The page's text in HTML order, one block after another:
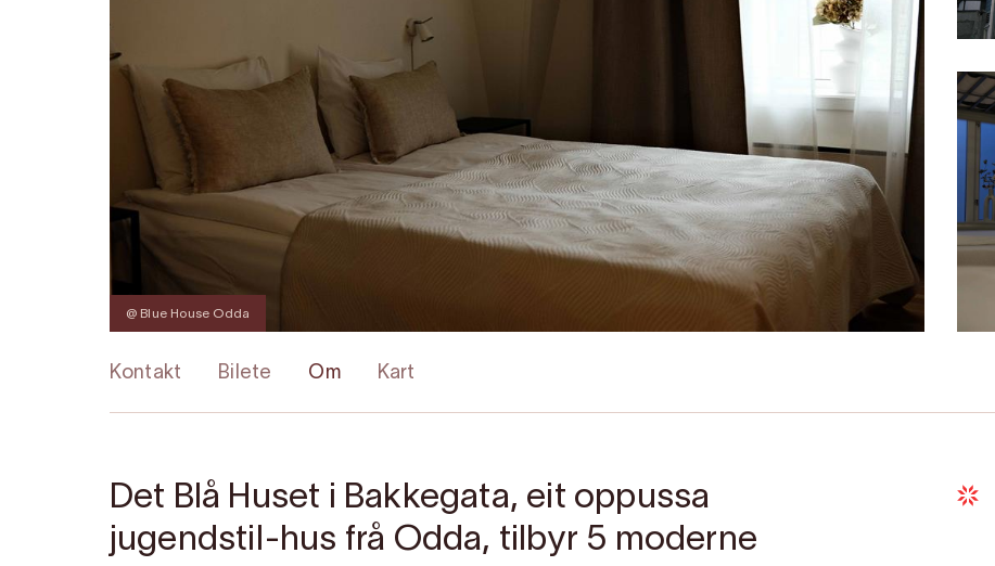
@ Blue House Odda
Kontakt Bilete Om Kart
Det Blå Huset i Bakkegata, eit oppussa
jugendstil-hus frå Odda, tilbyr 5 moderne